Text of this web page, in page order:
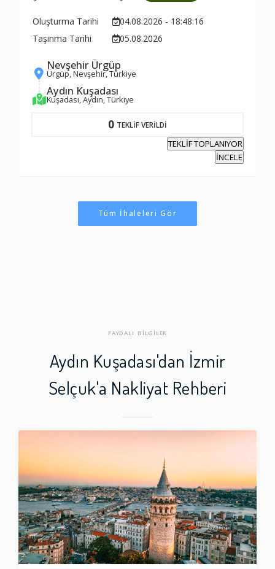
Oluşturma Tarihi
04.08.2026 - 18:48:16
Taşınma Tarihi
05.08.2026
Nevşehir Ürgüp
Ürgüp, Nevşehir, Türkiye
Aydın Kuşadası
Kuşadası, Aydın, Türkiye
0 TEKLİF VERİLDİ
TEKLİF TOPLANIYOR
İNCELE
Tüm İhaleleri Gör
FAYDALI BİLGİLER
Aydın Kuşadası'dan İzmir
Selçuk'a Nakliyat Rehberi